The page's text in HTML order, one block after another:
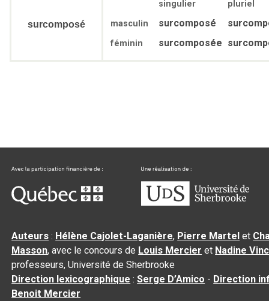
surcomposé
singulier
pluriel
masculin
surcomposé
féminin surcomposée
Auteurs : Hélène Cajolet-Laganière, Pierre Martel et
Masson, avec le concours de Louis Mercier et Nadine
professeurs, Université de Sherbrooke
Direction lexicographique :Serge D’Amico - Direction
Benoit Mercier